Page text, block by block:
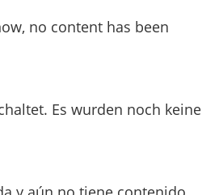
no content has been
Es wurden noch keine